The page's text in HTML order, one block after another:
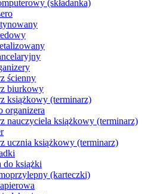
(składanka)
ścienny
biurkowy
książkowy (terminarz)
organizera
nauczyciela książkowy (terminarz)
ucznia książkowy (terminarz)
do książki
(karteczki)